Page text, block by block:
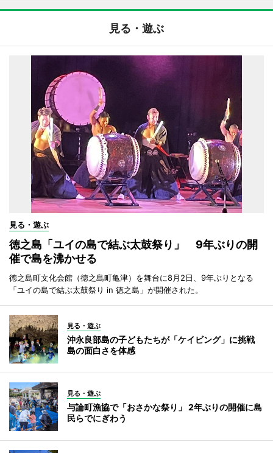
見る・遊ぶ
見る・遊ぶ
徳之島「ユイの島で結ぶ太鼓祭り」 9年ぶりの開
催で島を沸かせる
徳之島町文化会館（徳之島町亀津）を舞台に8月2日、9年ぶりとなる
「ユイの島で結ぶ太鼓祭り in 徳之島」が開催された。
見る・遊ぶ
沖永良部島の子どもたちが「ケイビング」に挑戦
島の面白さを体感
見る・遊ぶ
与論町漁協で「おさかな祭り」 2年ぶりの開催に島
民らでにぎわう